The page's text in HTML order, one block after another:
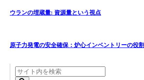
ウランの埋蔵量: 資源量という視点
原子力発電の安全確保：炉心インベントリーの役割